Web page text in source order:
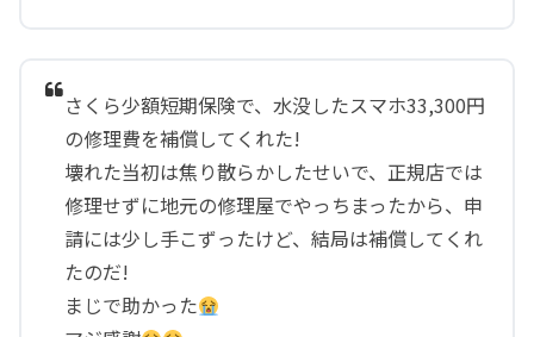
さくら少額短期保険で、水没したスマホ33,300円
の修理費を補償してくれた!
壊れた当初は焦り散らかしたせいで、正規店では
修理せずに地元の修理屋でやっちまったから、申
請には少し手こずったけど、結局は補償してくれ
たのだ!
まじで助かった